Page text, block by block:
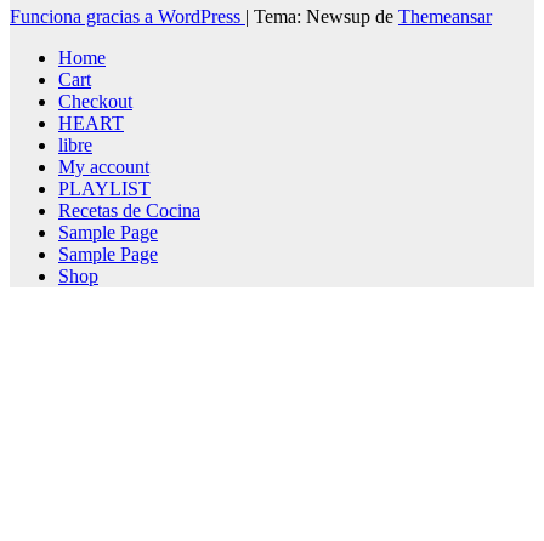
Funciona gracias a WordPress | Tema: Newsup de Themeansar
Home
Cart
Checkout
HEART
libre
My account
PLAYLIST
Recetas de Cocina
Sample Page
Sample Page
Shop